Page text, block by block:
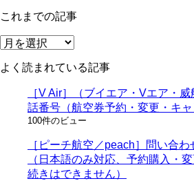
ゴ
リ
ー
これまでの記事
こ
ま
よく読まれている記事
［V Air］（ブイエア・Vエア・
話番号（航空券予約・変更・キャ
100件のビュー
［ピーチ航空／peach］問い合
（日本語のみ対応、予約購入・
続きはできません）